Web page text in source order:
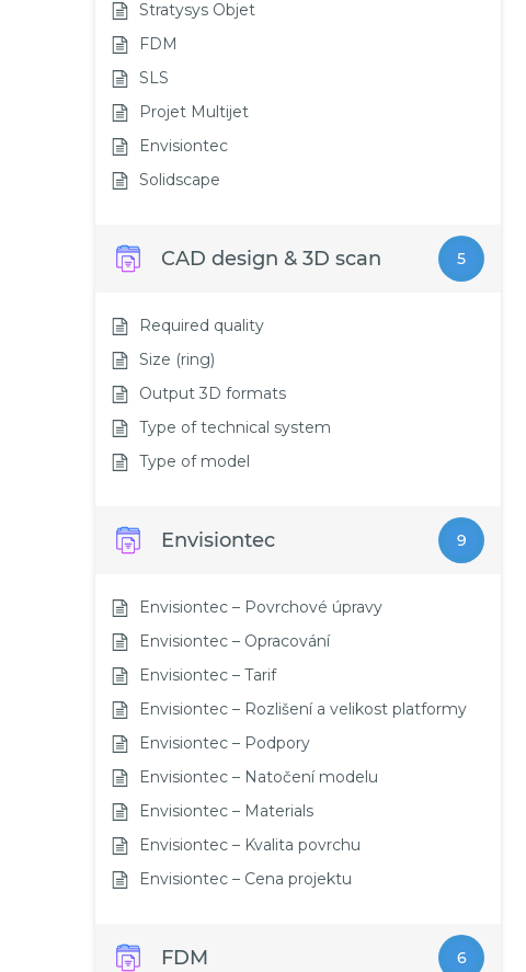
Stratysys Objet
FDM
SLS
Projet Multijet
Envisiontec
Solidscape
CAD design & 3D scan 5
Required quality
Size (ring)
Output 3D formats
Type of technical system
Type of model
Envisiontec 9
Envisiontec – Povrchové úpravy
Envisiontec – Opracování
Envisiontec – Tarif
Envisiontec – Rozlišení a velikost platformy
Envisiontec – Podpory
Envisiontec – Natočení modelu
Envisiontec – Materials
Envisiontec – Kvalita povrchu
Envisiontec – Cena projektu
FDM 6